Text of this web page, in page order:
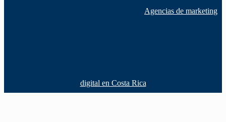
Agencias de marketing
digital en Costa Rica